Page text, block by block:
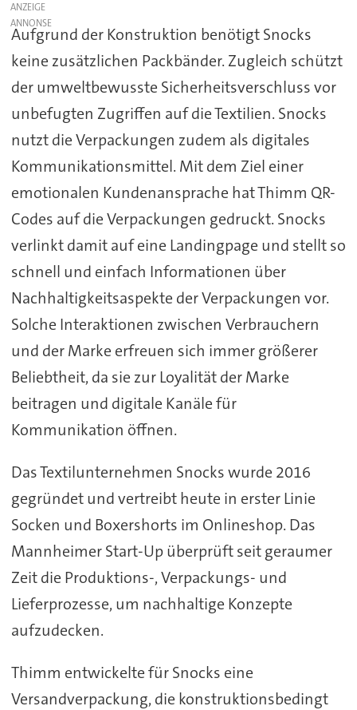
ANZEIGE
Aufgrund der Konstruktion benötigt Snocks
keine zusätzlichen Packbänder. Zugleich schützt
der umweltbewusste Sicherheitsverschluss vor
unbefugten Zugriffen auf die Textilien. Snocks
nutzt die Verpackungen zudem als digitales
Kommunikationsmittel. Mit dem Ziel einer
emotionalen Kundenansprache hat Thimm QR-
Codes auf die Verpackungen gedruckt. Snocks
verlinkt damit auf eine Landingpage und stellt so
schnell und einfach Informationen über
Nachhaltigkeitsaspekte der Verpackungen vor.
Solche Interaktionen zwischen Verbrauchern
und der Marke erfreuen sich immer größerer
Beliebtheit, da sie zur Loyalität der Marke
beitragen und digitale Kanäle für
Kommunikation öffnen.
Das Textilunternehmen Snocks wurde 2016
gegründet und vertreibt heute in erster Linie
Socken und Boxershorts im Onlineshop. Das
Mannheimer Start-Up überprüft seit geraumer
Zeit die Produktions-, Verpackungs- und
Lieferprozesse, um nachhaltige Konzepte
aufzudecken.
Thimm entwickelte für Snocks eine
Versandverpackung, die konstruktionsbedingt